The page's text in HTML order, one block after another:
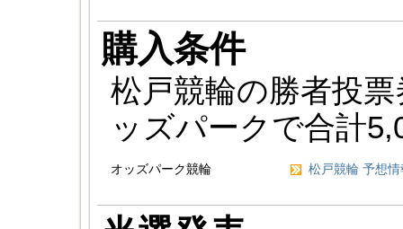
購入条件
松戸競輪の勝者投
ッズパークで合計
オッズパーク競輪 松戸競輪 予想情